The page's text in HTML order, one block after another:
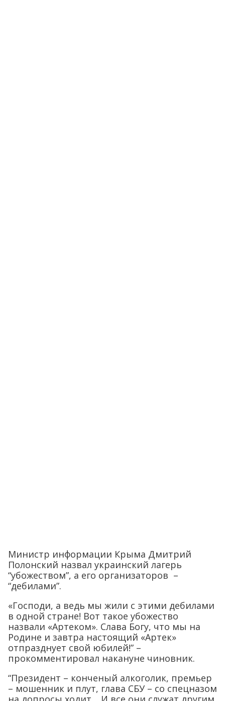
Министр информации Крыма Дмитрий
Полонский назвал украинский лагерь
“убожеством”, а его организаторов –
“дебилами”.
«Господи, а ведь мы жили с этими дебилами
в одной стране! Вот такое убожество
назвали «Артеком». Слава Богу, что мы на
Родине и завтра настоящий «Артек»
отпразднует свой юбилей!” –
прокомментировал накануне чиновник.
“Президент – конченый алкоголик, премьер
– мошенник и плут, глава СБУ – со спецназом